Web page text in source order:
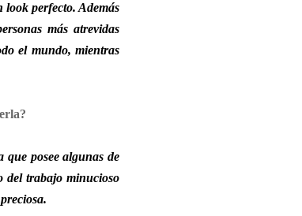
perfecto. Además
más atrevidas
el mundo, mientras
que posee algunas de
del trabajo minucioso